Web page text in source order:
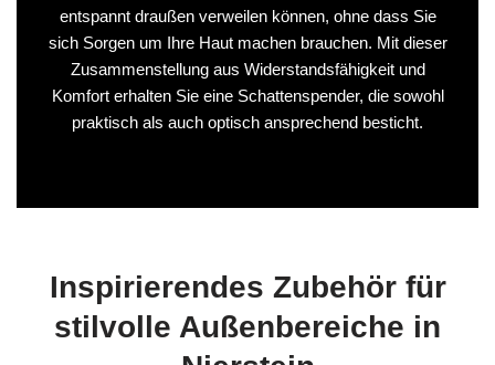
entspannt draußen verweilen können, ohne dass Sie
sich Sorgen um Ihre Haut machen brauchen. Mit dieser
Zusammenstellung aus Widerstandsfähigkeit und
Komfort erhalten Sie eine Schattenspender, die sowohl
praktisch als auch optisch ansprechend besticht.
Inspirierendes Zubehör für
stilvolle Außenbereiche in